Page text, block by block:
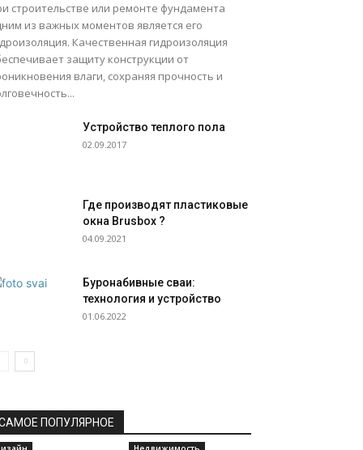
строительстве или ремонте фундамента
из важных моментов является его
Качественная гидроизоляция
защиту конструкции от
влаги, сохраняя прочность и
Устройство теплого пола
02.09.2017
Где производят пластиковые
окна Brusbox ?
04.09.2021
Буронабивные сваи:
технология и устройство
01.06.2022
ПОПУЛЯРНОЕ